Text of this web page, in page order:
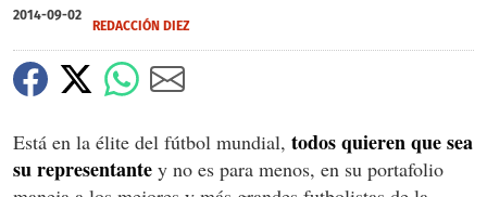
2014-09-02
REDACCIÓN DIEZ
Está en la élite del fútbol mundial, todos quieren que sea
su representante y no es para menos, en su portafolio